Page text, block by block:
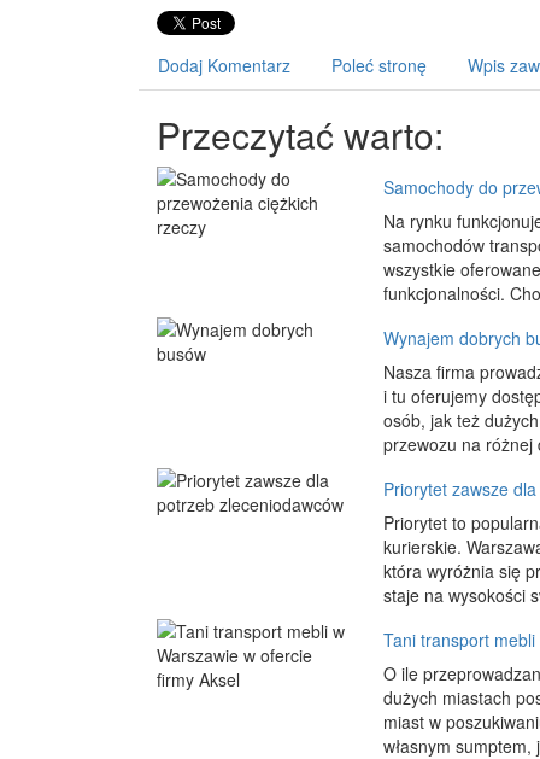
Dodaj Komentarz Poleć stronę Wpis
Przeczytać warto:
Samochody do
Na rynku
samochodów
wszystkie
funkcjonalności.
Wynajem dobrych
Nasza firma
i tu oferujemy
osób, jak też
przewozu na różnej
Priorytet zawsze
Priorytet to
kurierskie.
która wyróżnia się
staje na wysokości
Tani transport
O ile
dużych miastach
miast w
własnym